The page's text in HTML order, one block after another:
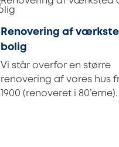
Renovering af
bolig
Vi står overfor en større
renovering af vores hus
1900 (renoveret i 80’erne).